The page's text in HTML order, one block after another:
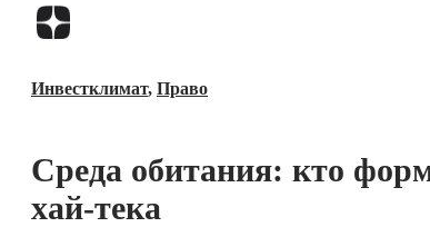
Финансы
Блокчейн
Технологии
Инвестклимат, Право
Среда обитания: кто
хай-тека